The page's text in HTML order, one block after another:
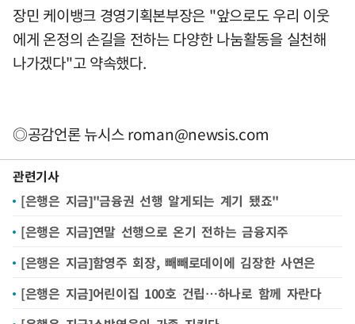
장민 케이뱅크 경영기획본부장은 "앞으로도 우리 이웃
에게 온정의 손길을 전하는 다양한 나눔활동을 실천해
나가겠다"고 약속했다.
◎공감언론 뉴시스roman@newsis.com
관련기사
[은행은 지금]"금융권 선행 알게되는 계기 됐죠"
[은행은 지금]연말 선행으로 온기 전하는 금융지주
[은행은 지금]함영주 회장, 빼빼로데이에 김장한 사연은
[은행은 지금]어린이집 100호 건립…하나로 함께 자란다